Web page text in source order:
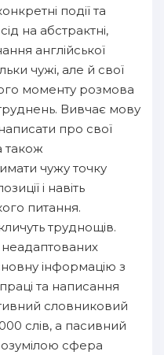
події та
на абстрактні,
англійської
чужі, але й свої
моменту розмова
Вивчає мову
про свої
також
чужу точку
і навіть
питання.
труднощів.
неадаптованих
інформацію з
та написання
словниковий
слів, а пасивний
сфера